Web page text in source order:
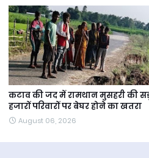
कटाव की जद में रामथान मुसहरी की
हजारों परिवारों पर बेघर होने का खतरा
August 06, 2026